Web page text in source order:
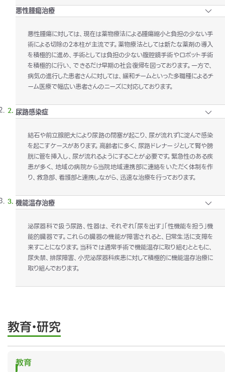
悪性腫瘍治療
悪性腫瘍に対しては、現在は薬物療法による腫瘍縮小と負担の少ない手
術による切除の2本柱が主流です。薬物療法としては新たな薬剤の導入
を積極的に進め、手術としては負担の少ない腹腔鏡手術やロボット手術
を積極的に行い、できるだけ早期の社会復帰を図っております。一方で、
病気の進行した患者さんに対しては、緩和チームといった多職種によるチ
ーム医療で幅広い患者さんのニーズに対応しております。
尿路感染症
結石や前立腺肥大により尿路の閉塞が起こり、尿が流れずに淀んで感染
を起こすケースがあります。高齢者に多く、尿路ドレナージとして腎や膀
胱に管を挿入し、尿が流れるようにすることが必要です。緊急性のある疾
患が多く、地域の病院から当院地域連携部に連絡をいただく体制を作
り、救急部、看護部と連携しながら、迅速な治療を行っております。
機能温存治療
泌尿器科で扱う尿路、性器は、それぞれ「尿を出す」「性機能を担う」機
能的臓器です。これらの臓器の機能が障害されると、日常生活に支障を
来すことになります。当科では通常手術で機能温存に取り組むとともに、
尿失禁、排尿障害、小児泌尿器科疾患に対して積極的に機能温存治療に
取り組んでおります。
教育・研究
教育